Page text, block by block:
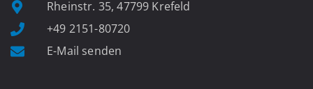
Rheinstr. 35, 47799 Krefeld
+49 2151-80720
E-Mail senden